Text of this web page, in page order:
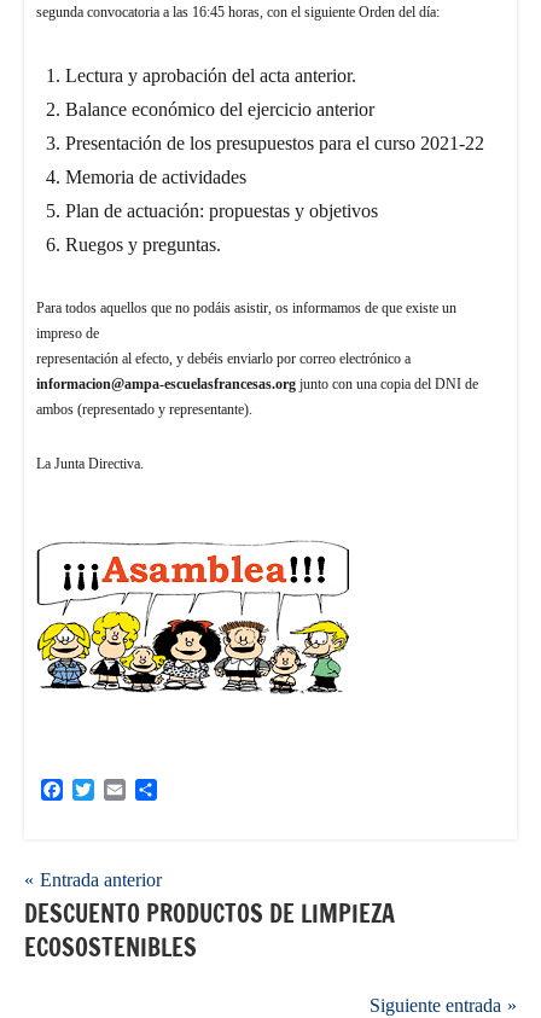
segunda convocatoria a las 16:45 horas, con el siguiente Orden del día:
Lectura y aprobación del acta anterior.
Balance económico del ejercicio anterior
Presentación de los presupuestos para el curso 2021-22
Memoria de actividades
Plan de actuación: propuestas y objetivos
Ruegos y preguntas.
Para todos aquellos que no podáis asistir, os informamos de que existe un
impreso de
representación al efecto, y debéis enviarlo por correo electrónico a
informacion@ampa-escuelasfrancesas.org junto con una copia del DNI de
ambos (representado y representante).
La Junta Directiva.
FacebookTwitterEmail
Navegación
de
entradas
Entrada anterior
DESCUENTO PRODUCTOS DE LIMPIEZA
ECOSOSTENIBLES
Siguiente entrada